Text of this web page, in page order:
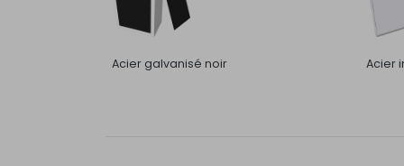
Acier galvanisé noir Acier